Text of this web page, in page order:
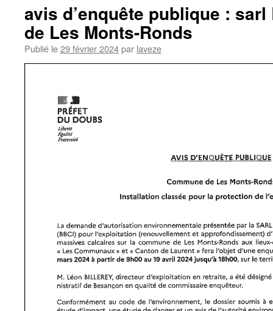
avis d’enquête publique :
de Les Monts-Ronds
Publié le29 février 2024par laveze